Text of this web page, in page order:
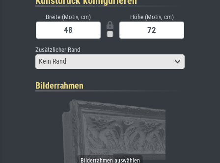
Breite (Motiv, cm) Höhe (Motiv, cm)
Zusätzlicher Rand
Kein Rand
Bilderrahmen